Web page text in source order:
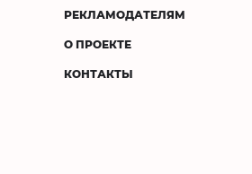
РЕКЛАМОДАТЕЛЯМ
О ПРОЕКТЕ
КОНТАКТЫ